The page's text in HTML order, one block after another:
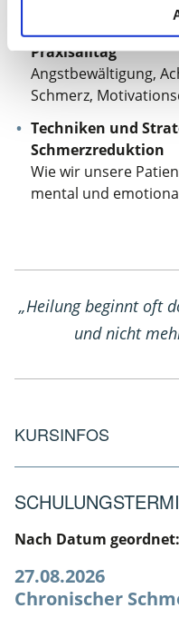
Praktische
Praxisalltag
Angstbewältigung,
Schmerz,
Techniken und
Schmerzreduktion
Wie wir unsere
mental und
„Heilung beginnt oft
und nicht
KURSINFOS
Nach Datum geordnet:
27.08.2026
Chronischer